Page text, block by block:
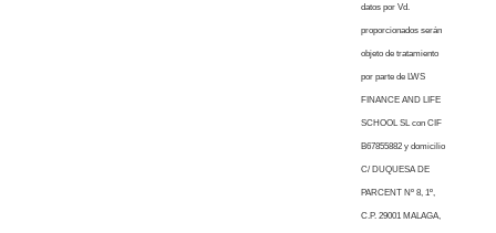
datos por Vd.
proporcionados serán
objeto de tratamiento
por parte de LWS
FINANCE AND LIFE
SCHOOL SL con CIF
B67855882 y domicilio
C/ DUQUESA DE
PARCENT Nº 8, 1º,
C.P. 29001 MALAGA,